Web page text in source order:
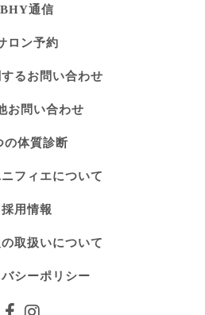
BHY通信
ロン予約
るお問い合わせ
お問い合わせ
の体質診断
フィエについて
採用情報
取扱いについて
シーポリシー